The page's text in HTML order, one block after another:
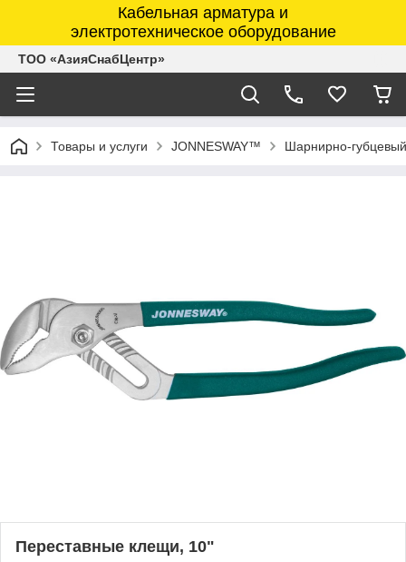
Кабельная арматура и
электротехническое оборудование
ТОО «АзияСнабЦентр»
Товары и услуги JONNESWAY™ Шарнирно-
Переставные клещи, 10"